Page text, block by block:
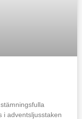
i adventsljusstaken